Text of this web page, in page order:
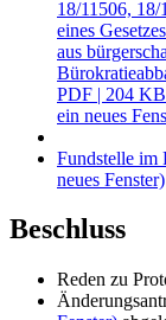
18/11506,
eines
aus
PDF | 204
ein neues
Fundstelle im
neues Fenster)
Beschluss
Reden zu